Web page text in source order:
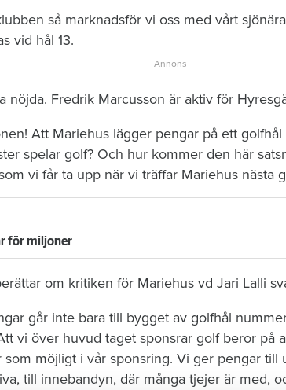
så marknadsför vi oss med vårt
vid hål 13.
nöjda. Fredrik Marcusson är aktiv för
Att Mariehus lägger pengar på ett
spelar golf? Och hur kommer den här
vi får ta upp när vi träffar Mariehus nästa
för miljoner
om kritiken för Mariehus vd Jari Lalli
går inte bara till bygget av golfhål
vi över huvud taget sponsrar golf beror på
möjligt i vår sponsring. Vi ger pengar till
till innebandyn, där många tjejer är med,